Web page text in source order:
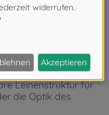
Leinenstruktur für
die Optik des